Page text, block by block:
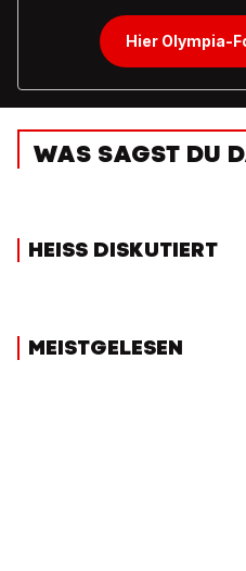
Hier Olympia-
WAS SAGST DU
HEISS DISKUTIERT
MEISTGELESEN